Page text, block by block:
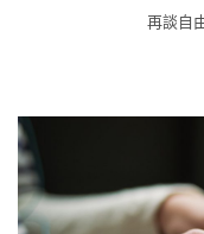
再談自